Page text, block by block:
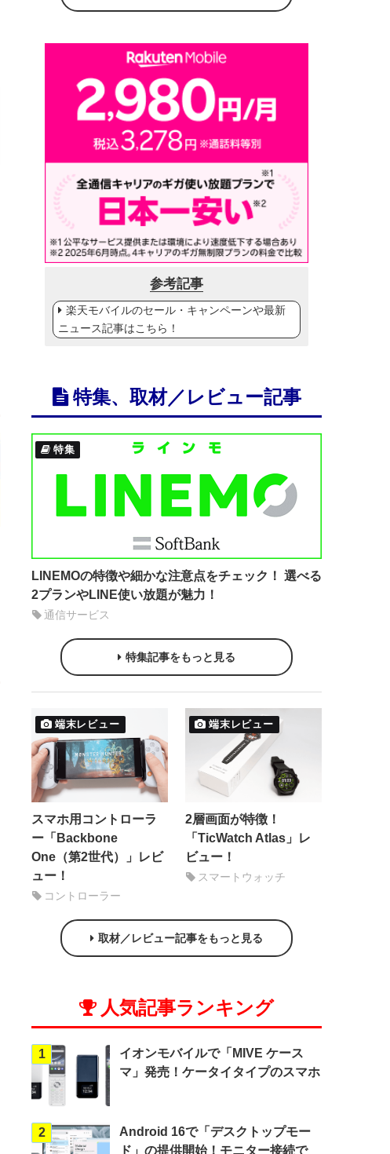
参考記事
楽天モバイルのセール・キャンペーンや最新
ニュース記事はこちら！
特集、取材／レビュー記事
特集
LINEMOの特徴や細かな注意点をチェック！ 選べる
2プランやLINE使い放題が魅力！
通信サービス
特集記事をもっと見る
端末レビュー
スマホ用コントローラ
ー「Backbone
One（第2世代）」レビ
ュー！
コントローラー
端末レビュー
2層画面が特徴！
「TicWatch Atlas」レ
ビュー！
スマートウォッチ
取材／レビュー記事をもっと見る
人気記事ランキング
1
イオンモバイルで「MIVE ケース
マ」発売！ケータイタイプのスマホ
2
Android 16で「デスクトップモー
ド」の提供開始！モニター接続で